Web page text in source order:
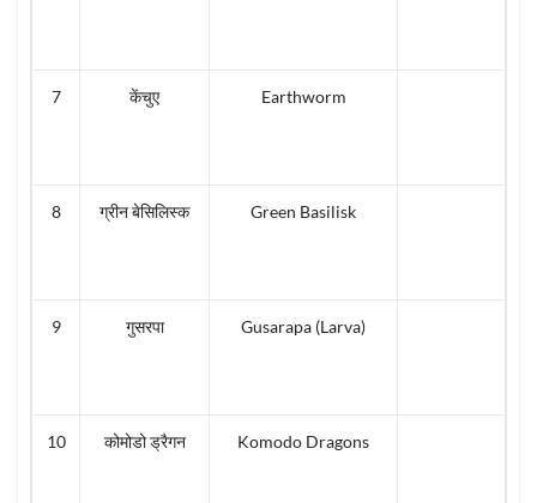
7 केंचुए Earthworm
8 ग्रीन बेसिलिस्क Green Basilisk
9 गुसरपा Gusarapa (Larva)
10 कोमोडो ड्रैगन Komodo Dragons